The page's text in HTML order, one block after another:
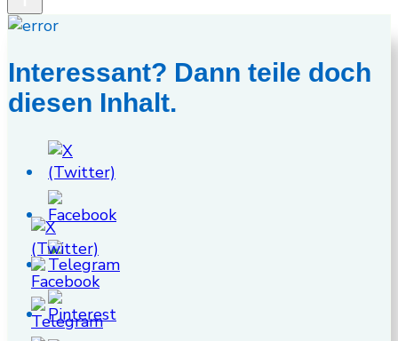
Interessant? Dann teile doch
diesen Inhalt.